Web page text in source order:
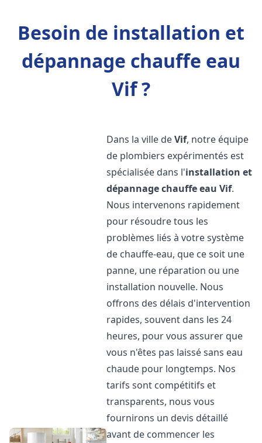
Besoin de installation et
dépannage chauffe eau
Vif ?
Dans la ville deVif, notre équipe
de plombiers expérimentés est
spécialisée dans l'installation et
dépannage chauffe eau Vif.
Nous intervenons rapidement
pour résoudre tous les
problèmes liés à votre système
de chauffe-eau, que ce soit une
panne, une réparation ou une
installation nouvelle. Nous
offrons des délais d'intervention
rapides, souvent dans les 24
heures, pour vous assurer que
vous n'êtes pas laissé sans eau
chaude pour longtemps. Nos
tarifs sont compétitifs et
transparents, nous vous
fournirons un devis détaillé
avant de commencer les